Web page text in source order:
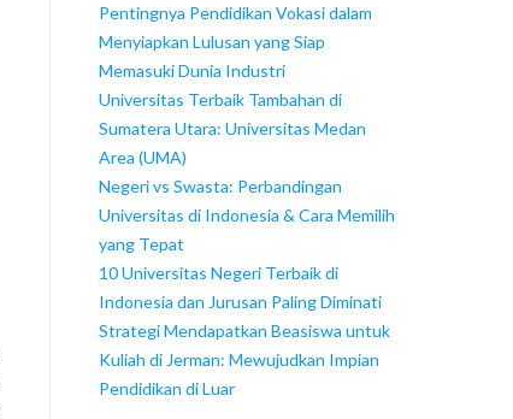
Pentingnya Pendidikan Vokasi dalam
Menyiapkan Lulusan yang Siap
Memasuki Dunia Industri
Universitas Terbaik Tambahan di
Sumatera Utara: Universitas Medan
Area (UMA)
Negeri vs Swasta: Perbandingan
Universitas di Indonesia & Cara Memilih
yang Tepat
10 Universitas Negeri Terbaik di
Indonesia dan Jurusan Paling Diminati
Strategi Mendapatkan Beasiswa untuk
Kuliah di Jerman: Mewujudkan Impian
Pendidikan di Luar